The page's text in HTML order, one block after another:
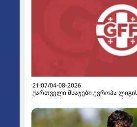
21:07/04-08-2026
ქართველი მსაჯები ევროპა